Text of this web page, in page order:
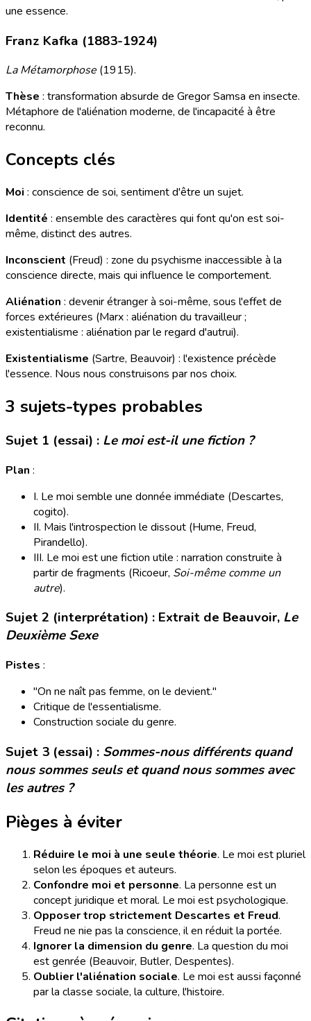
une essence.
Franz Kafka (1883-1924)
La Métamorphose (1915).
Thèse : transformation absurde de Gregor Samsa en insecte.
Métaphore de l'aliénation moderne, de l'incapacité à être
reconnu.
Concepts clés
Moi : conscience de soi, sentiment d'être un sujet.
Identité : ensemble des caractères qui font qu'on est soi-
même, distinct des autres.
Inconscient (Freud) : zone du psychisme inaccessible à la
conscience directe, mais qui influence le comportement.
Aliénation : devenir étranger à soi-même, sous l'effet de
forces extérieures (Marx : aliénation du travailleur ;
existentialisme : aliénation par le regard d'autrui).
Existentialisme (Sartre, Beauvoir) : l'existence précède
l'essence. Nous nous construisons par nos choix.
3 sujets-types probables
Sujet 1 (essai) : Le moi est-il une fiction ?
Plan :
I. Le moi semble une donnée immédiate (Descartes,
cogito).
II. Mais l'introspection le dissout (Hume, Freud,
Pirandello).
III. Le moi est une fiction utile : narration construite à
partir de fragments (Ricoeur, Soi-même comme un
autre).
Sujet 2 (interprétation) : Extrait de Beauvoir, Le
Deuxième Sexe
Pistes :
"On ne naît pas femme, on le devient."
Critique de l'essentialisme.
Construction sociale du genre.
Sujet 3 (essai) : Sommes-nous différents quand
nous sommes seuls et quand nous sommes avec
les autres ?
Pièges à éviter
Réduire le moi à une seule théorie. Le moi est pluriel
selon les époques et auteurs.
Confondre moi et personne. La personne est un
concept juridique et moral. Le moi est psychologique.
Opposer trop strictement Descartes et Freud.
Freud ne nie pas la conscience, il en réduit la portée.
Ignorer la dimension du genre. La question du moi
est genrée (Beauvoir, Butler, Despentes).
Oublier l'aliénation sociale. Le moi est aussi façonné
par la classe sociale, la culture, l'histoire.